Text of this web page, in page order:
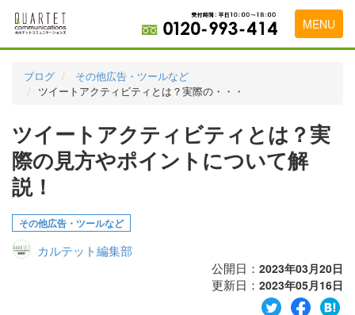
MENU
料金表
実績・お客様の声
初めて導入をお考えの方
代理店の乗り換えをお考えの方
広告代理店・HP制作会社様へ
お申し込みから運用開始までの流れ
ブログ
その他広告・ツールなど
ツイートアクティビティとは？実際の・・・
ツイートアクティビティとは？実
際の見方やポイントについて解
説！
その他広告・ツールなど
カルテット編集部
公開日： 2023年03月20日
更新日： 2023年05月16日